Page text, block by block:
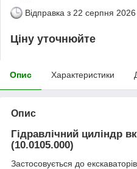
Відправка з 22 серпня 2026
Ціну уточнюйте
Опис Характеристики
Опис
Гідравлічний циліндр
(10.0105.000)
Застосовується до